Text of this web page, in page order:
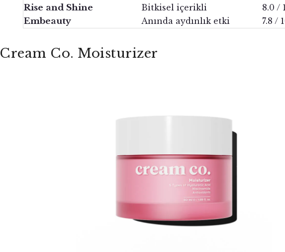
Rise and Shine Bitkisel içerikli 8.0 /
Embeauty Anında aydınlık etki 7.8 /
Cream Co. Moisturizer